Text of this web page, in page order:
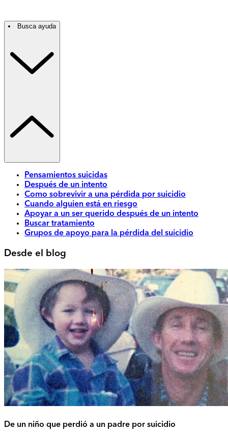
Busca ayuda
Pensamientos suicidas
Después de un intento
Como sobrevivir a una pérdida por suicidio
Cuando alguien está en riesgo
Apoyar a un ser querido después de un intento
Buscar tratamiento
Grupos de apoyo para la pérdida del suicidio
Desde el blog
De un niño que perdió a un padre por suicidio